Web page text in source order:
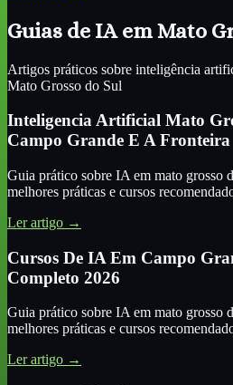
Guias de IAem Mato
Artigos práticos sobre inteligência
Mato Grosso do Sul
Inteligencia Artificial Mato
Campo Grande E A Fronteira
Guia prático sobre IA em mato grosso
melhores práticas e cursos
Ler artigo →
Cursos De IA Em Campo
Completo 2026
Guia prático sobre IA em mato grosso
melhores práticas e cursos
Ler artigo →